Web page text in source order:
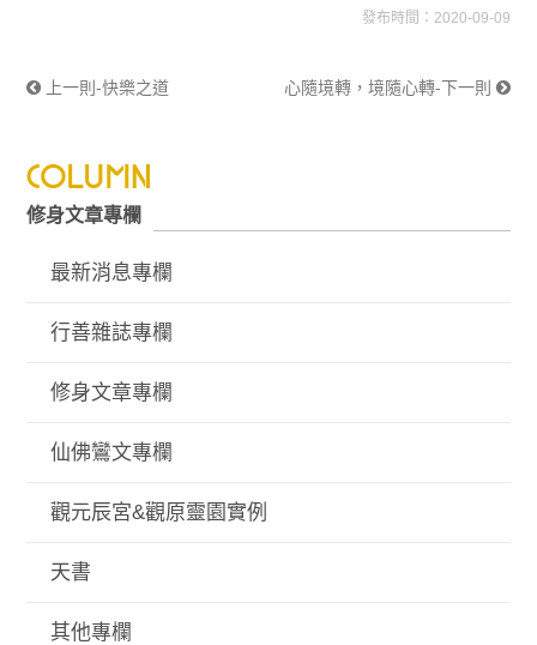
發布時間：2020-09-09
上一則-快樂之道 心隨境轉，境隨心轉-下一則
修身文章專欄
最新消息專欄
行善雜誌專欄
修身文章專欄
仙佛鸞文專欄
觀元辰宮&觀原靈園實例
天書
其他專欄